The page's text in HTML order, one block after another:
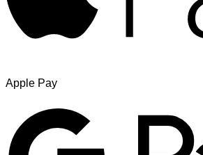
Apple Pay